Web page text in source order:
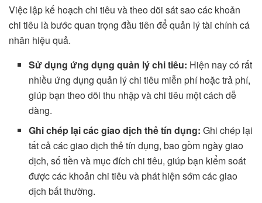
Việc lập kế hoạch chi tiêu và theo dõi sát sao các khoản
chi tiêu là bước quan trọng đầu tiên để quản lý tài chính cá
nhân hiệu quả.
Sử dụng ứng dụng quản lý chi tiêu: Hiện nay có rất
nhiều ứng dụng quản lý chi tiêu miễn phí hoặc trả phí,
giúp bạn theo dõi thu nhập và chi tiêu một cách dễ
dàng.
Ghi chép lại các giao dịch thẻ tín dụng: Ghi chép lại
tất cả các giao dịch thẻ tín dụng, bao gồm ngày giao
dịch, số tiền và mục đích chi tiêu, giúp bạn kiểm soát
được các khoản chi tiêu và phát hiện sớm các giao
dịch bất thường.